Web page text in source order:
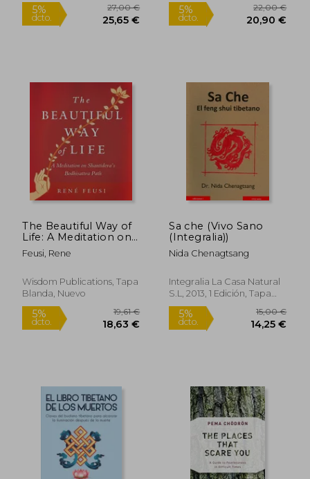
dcto. 11,35 €
Rápido
dcto.
Rápido
Rápido Rápido
The Beautiful Way of
Life: A Meditation on
Shantideva's
Bodhisattva Path (en
Feusi, Rene
Wisdom Publications, Tapa
Blanda, Nuevo
Sa che (Vivo Sano
(Integralia))
Nida Chenagtsang
Integralia La Casa Natural
S.L, 2013, 1 Edición, Tapa
Blanda, Nuevo